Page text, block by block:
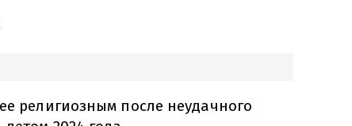
религиозным после неудачного